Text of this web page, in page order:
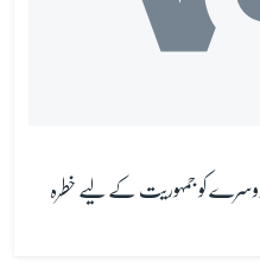
کو جمہوریت کے لیے خطرہ